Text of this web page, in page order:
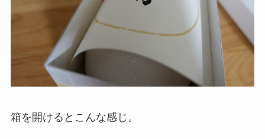
箱を開けるとこんな感じ。